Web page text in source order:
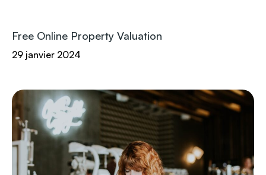
Free Online Property Valuation
29 janvier 2024